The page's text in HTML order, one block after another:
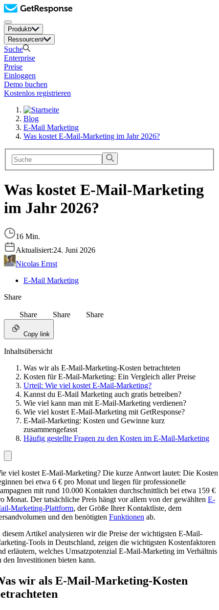
Produkt
Ressourcen
Suche
Enterprise
Preise
Einloggen
Demo buchen
Kostenlos registrieren
Blog
E-Mail Marketing
Was kostet E-Mail-Marketing im Jahr 2026?
Was kostet E-Mail-Marketing
im Jahr 2026?
16 Min.
Aktualisiert:24. Juni 2026
Nicolas Ernst
E-Mail Marketing
Share
Share Share Share
Copy link
Inhaltsübersicht
Was wir als E-Mail-Marketing-Kosten betrachteten
Kosten für E-Mail-Marketing: Ein Vergleich aller Preise
Urteil: Wie viel kostet E-Mail-Marketing?
Kannst du E-Mail Marketing auch gratis betreiben?
Wie viel kann man mit E-Mail-Marketing verdienen?
Wie viel kostet E-Mail-Marketing mit GetResponse?
E-Mail-Marketing: Kosten und Gewinne kurz
zusammengefasst
Häufig gestellte Fragen zu den Kosten im E-Mail-Marketing
viel kostet E-Mail-Marketing? Die kurze Antwort lautet: Die Kosten
bei etwa 6 € pro Monat und liegen für professionelle
mit rund 10.000 Kontakten durchschnittlich bei etwa 159 €
Monat. Der tatsächliche Preis hängt vor allem von der gewählten E-
Marketing-Plattform, der Größe Ihrer Kontaktliste, dem
und den benötigten Funktionen ab.
diesem Artikel analysieren wir die Preise der wichtigsten E-Mail-
Tools in Deutschland, zeigen die wichtigsten Kostenfaktoren
erläutern, welches Umsatzpotenzial E-Mail-Marketing im Verhältnis
den Investitionen bieten kann.
wir als E-Mail-Marketing-Kosten